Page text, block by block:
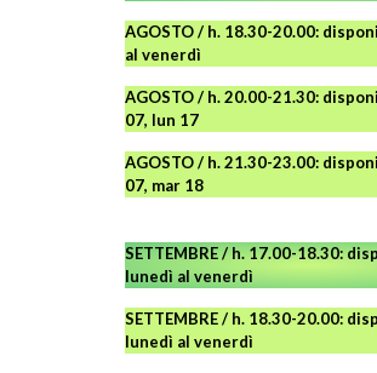
AGOSTO/ h. 18.30-20.00:
al venerdì
AGOSTO / h. 20.00-21.30:
07, lun 17
AGOSTO/ h. 21.30-23.00:
07, mar 18
SETTEMBRE / h. 17.00-18.30:
lunedì al venerdì
SETTEMBRE / h. 18.30-20.00:
lunedì al venerdì